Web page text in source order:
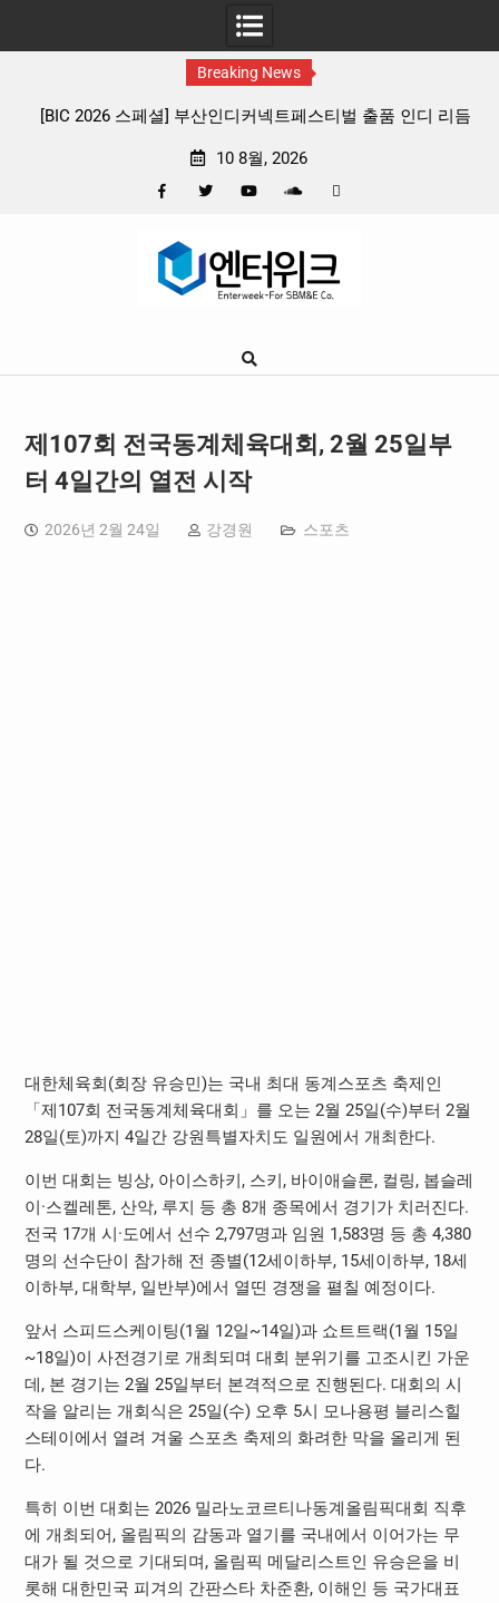
Breaking News
디 리듬
판타지 케이팝 애니메이션 ‘고스트밴드’ 8월 26일(수) 개봉
10 8월, 2026
Google
제107회 전국동계체육대회, 2월 25일부
터 4일간의 열전 시작
2026년 2월 24일 강경원 스포츠
대한체육회(회장 유승민)는 국내 최대 동계스포츠 축제인
「제107회 전국동계체육대회」를 오는 2월 25일(수)부터 2월
28일(토)까지 4일간 강원특별자치도 일원에서 개최한다.
이번 대회는 빙상, 아이스하키, 스키, 바이애슬론, 컬링, 봅슬레
이·스켈레톤, 산악, 루지 등 총 8개 종목에서 경기가 치러진다.
전국 17개 시·도에서 선수 2,797명과 임원 1,583명 등 총 4,380
명의 선수단이 참가해 전 종별(12세이하부, 15세이하부, 18세
이하부, 대학부, 일반부)에서 열띤 경쟁을 펼칠 예정이다.
앞서 스피드스케이팅(1월 12일~14일)과 쇼트트랙(1월 15일
~18일)이 사전경기로 개최되며 대회 분위기를 고조시킨 가운
데, 본 경기는 2월 25일부터 본격적으로 진행된다. 대회의 시
작을 알리는 개회식은 25일(수) 오후 5시 모나용평 블리스힐
스테이에서 열려 겨울 스포츠 축제의 화려한 막을 올리게 된
다.
특히 이번 대회는 2026 밀라노코르티나동계올림픽대회 직후
에 개최되어, 올림픽의 감동과 열기를 국내에서 이어가는 무
대가 될 것으로 기대되며, 올림픽 메달리스트인 유승은을 비
롯해 대한민국 피겨의 간판스타 차준환, 이해인 등 국가대표